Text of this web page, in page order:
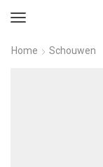
Home Schouwen